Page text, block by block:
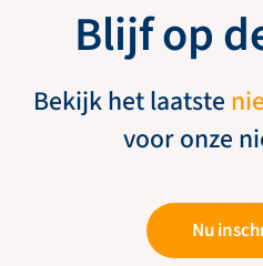
Blijf op
Bekijk het laatste
voor onze
Nu